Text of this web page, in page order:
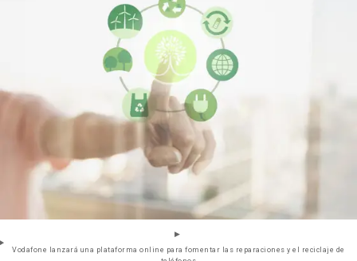
Vodafone lanzará una plataforma online para fomentar las reparaciones y el reciclaje de